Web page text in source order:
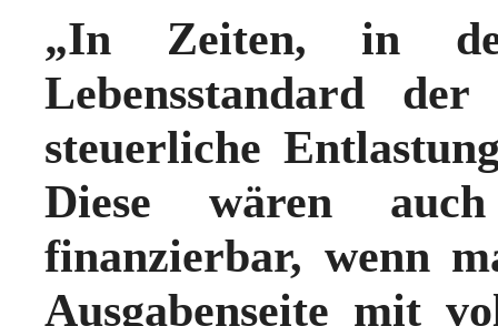
„In Zeiten, in
Lebensstandard
steuerliche
Diese wären auch
finanzierbar, wenn
Ausgabenseite mit